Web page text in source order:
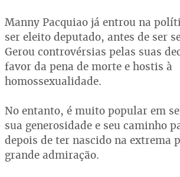
Manny Pacquiao já entrou na
ser eleito deputado, antes de ser
Gerou controvérsias pelas suas
favor da pena de morte e hostis à
homossexualidade.
No entanto, é muito popular em
sua generosidade e seu caminho
depois de ter nascido na extrema
grande admiração.